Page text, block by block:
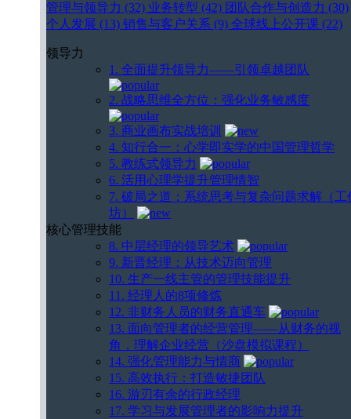
管理与领导力 (32) 业务转型 (42) 团队合作与创造力 (30)
个人发展 (13) 销售与客户关系 (9) 全球线上公开课 (22)
领导力
1. 全面提升领导力——引领卓越团队
2. 战略思维全方位：强化业务敏感度
3. 商业画布实战培训
4. 知行合一：心学即实学的中国管理哲学
5. 教练式领导力
6. 活用心理学提升管理情智
7. 破局之道：系统思考与复杂问题求解（工
坊）
核心管理技能
8. 中层经理的领导艺术
9. 新晋经理：从技术迈向管理
10. 生产一线主管的管理技能提升
11. 经理人的8项修炼
12. 非财务人员的财务直通车
13. 面向管理者的经营管理——从财务的视
角，理解企业经营（沙盘模拟课程）
14. 强化管理能力与情商
15. 高效执行：打造敏捷团队
16. 游刃有余的行政经理
17. 学习与发展管理者的影响力提升